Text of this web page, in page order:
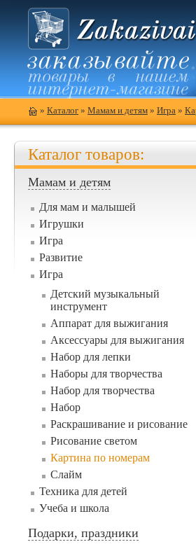
» Каталог » Мамам и детям » Игра »
Каталог товаров:
Мамам и детям
Для мам и малышей
Игрушки
Игра
Развитие
Игра
Детский музыкальный
инструмент
Аппарат для выжигания
Аксессуары для выжигания
Набор для лепки
Наборы для творчества
Набор для творчества
Набор
Раскрашивание и рисование
Рисование светом
Картина по номерам
Слайм
Техника для детей
Учеба и школа
Подарки, праздники